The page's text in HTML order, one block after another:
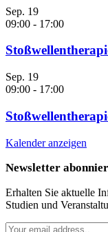
Sep. 19
09:00 - 17:00
Sep. 19
09:00 - 17:00
Kalender anzeigen
Newsletter
Erhalten Sie aktuelle
Studien und